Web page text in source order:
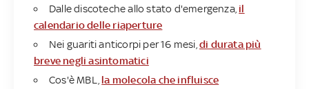
Dalle discoteche allo stato d'emergenza, il
calendario delle riaperture
Nei guariti anticorpi per 16 mesi, di durata più
breve negli asintomatici
Cos'è MBL, la molecola che influisce